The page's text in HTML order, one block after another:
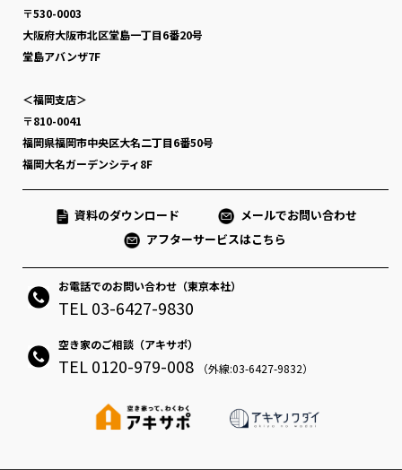
〒530-0003
大阪府大阪市北区堂島一丁目6番20号
堂島アバンザ7F
＜福岡支店＞
〒810-0041
福岡県福岡市中央区大名二丁目6番50号
福岡大名ガーデンシティ8F
資料のダウンロード
メールでお問い合わせ
アフターサービスはこちら
お電話でのお問い合わせ（東京本社）
TEL 03-6427-9830
空き家のご相談（アキサポ）
TEL 0120-979-008 （外線:03-6427-9832）